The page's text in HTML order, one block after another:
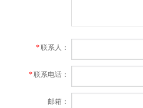
*联系人：
*联系电话：
邮箱：